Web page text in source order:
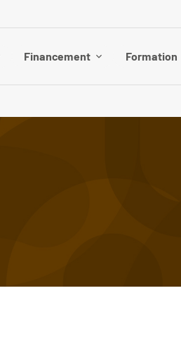
Financement Formation